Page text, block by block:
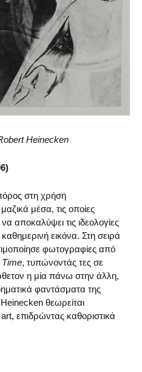
Heinecken
στη χρήση
μέσα, τις οποίες
αποκαλύψει τις ιδεολογίες
εικόνα. Στη σειρά
φωτογραφίες από
Time, τυπώνοντάς τες σε
η μία πάνω στην άλλη,
φαντάσματα της
θεωρείται
επιδρώντας καθοριστικά